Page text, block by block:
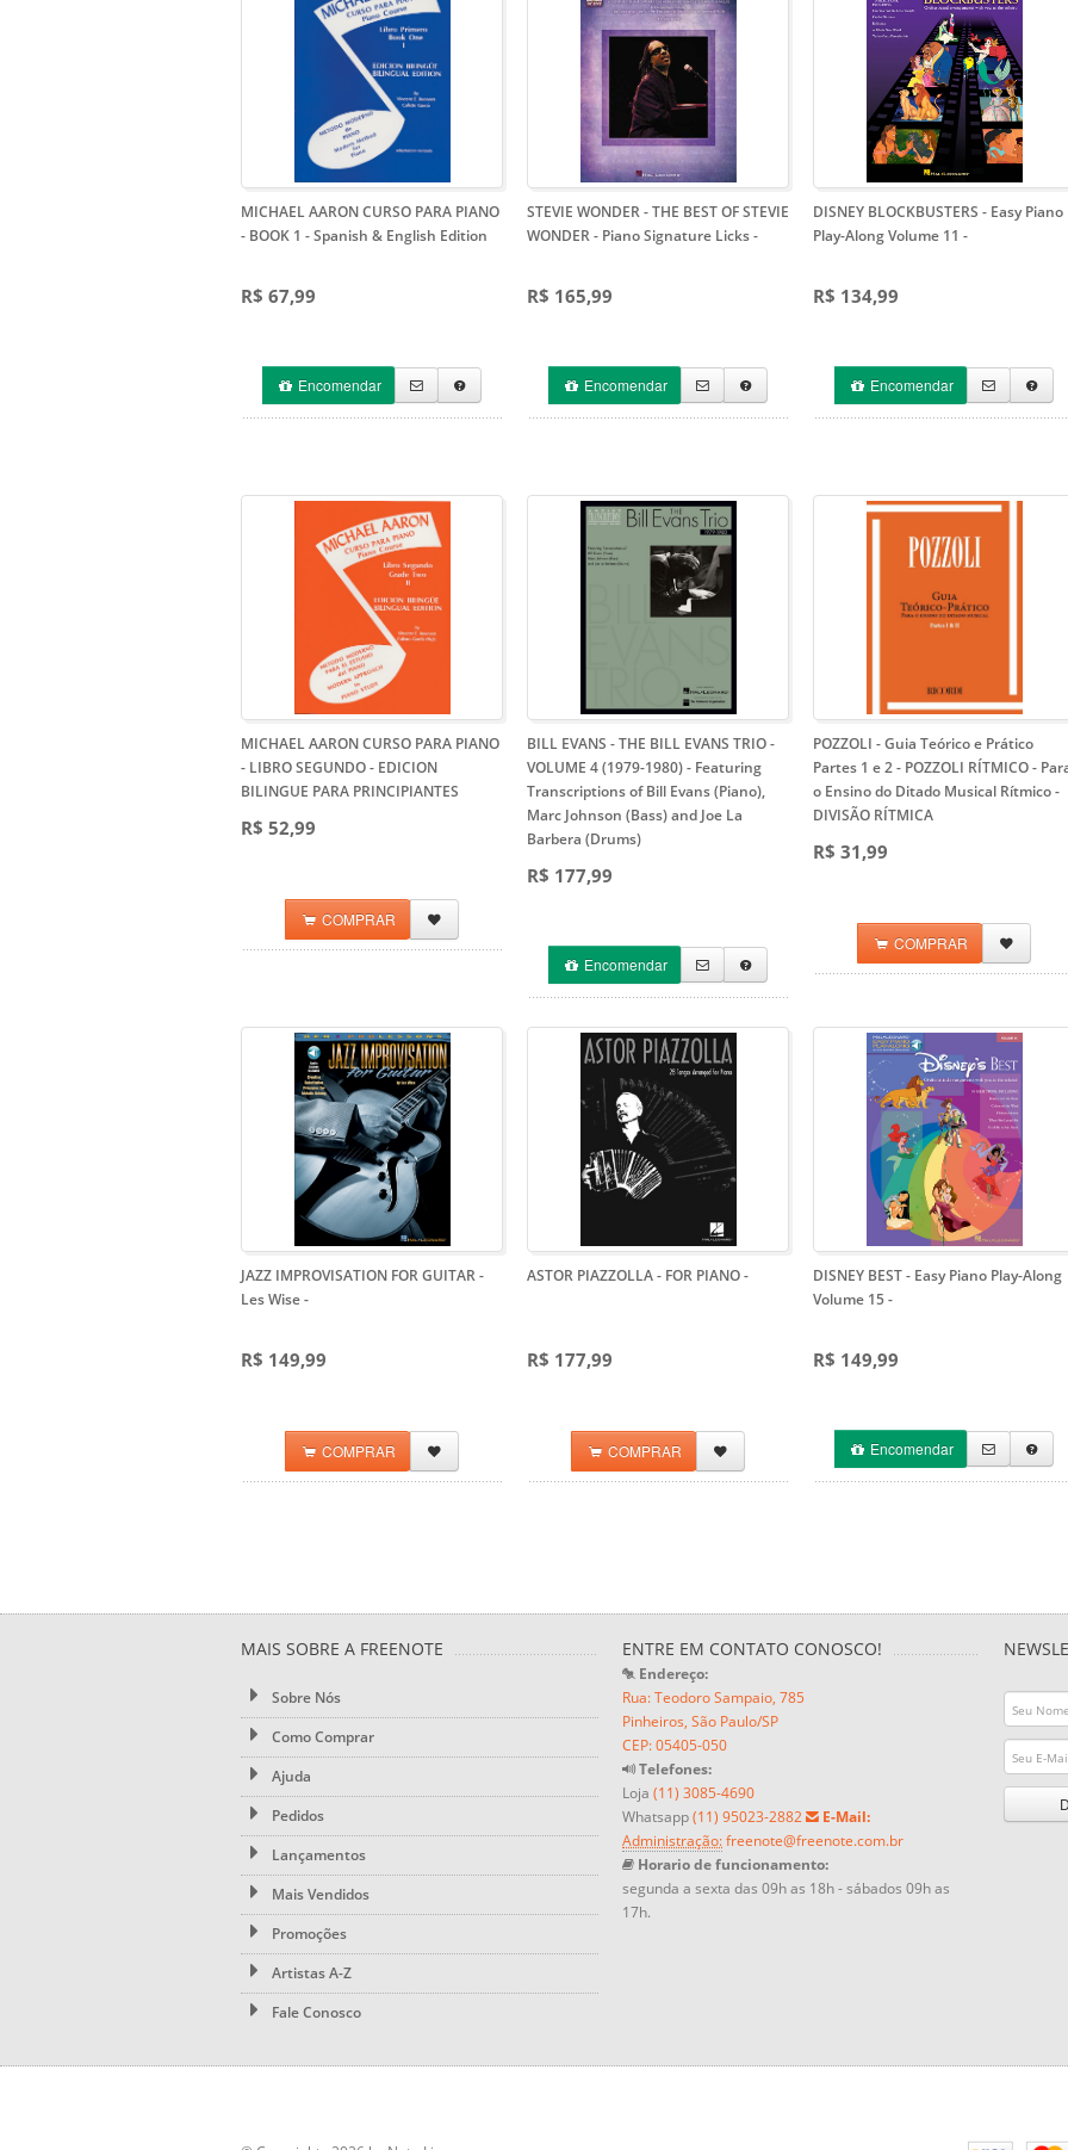
MICHAEL AARON CURSO PARA PIANO
- BOOK 1 - Spanish & English Edition
R$ 67,99
Encomendar
STEVIE WONDER - THE BEST OF STEVIE
WONDER - Piano Signature Licks-
R$ 165,99
Encomendar
DISNEY BLOCKBUSTERS - Easy Piano
Play-Along Volume 11 -
R$ 134,99
Encomendar
MICHAEL AARON CURSO PARA PIANO
- LIBRO SEGUNDO- EDICION
BILINGUE PARA PRINCIPIANTES
R$ 52,99
COMPRAR
BILL EVANS - THE BILL EVANS TRIO -
VOLUME 4 (1979-1980)- Featuring
Transcriptions of Bill Evans (Piano),
Marc Johnson (Bass) and Joe La
Barbera (Drums)
R$ 177,99
Encomendar
POZZOLI - Guia Teórico e Prático
Partes 1 e 2 - POZZOLI RÍTMICO-
o Ensino do Ditado Musical Rítmico -
DIVISÃO RÍTMICA
R$ 31,99
COMPRAR
JAZZ IMPROVISATION FOR GUITAR -
Les Wise-
R$ 149,99
COMPRAR
ASTOR PIAZZOLLA - FOR PIANO-
R$ 177,99
COMPRAR
DISNEY BEST - Easy Piano Play-Along
Volume 15-
R$ 149,99
Encomendar
MAIS SOBRE A FREENOTE
Sobre Nós
Como Comprar
Ajuda
Pedidos
Lançamentos
Mais Vendidos
Promoções
Artistas A-Z
Fale Conosco
ENTRE EM CONTATO CONOSCO!
Endereço:
Rua: Teodoro Sampaio, 785
Pinheiros, São Paulo/SP
CEP: 05405-050
Telefones:
Loja (11) 3085-4690
Whatsapp(11) 95023-2882
E-Mail:
Administração:freenote@freenote.com.br
Horario de funcionamento:
segunda a sexta das 09h as 18h - sábados 09h as
17h.